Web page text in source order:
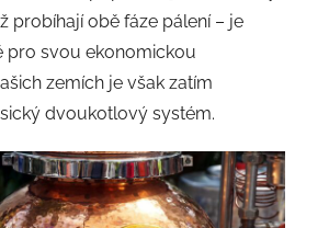
probíhají obě fáze pálení – je
pro svou ekonomickou
zemích je však zatím
dvoukotlový systém.